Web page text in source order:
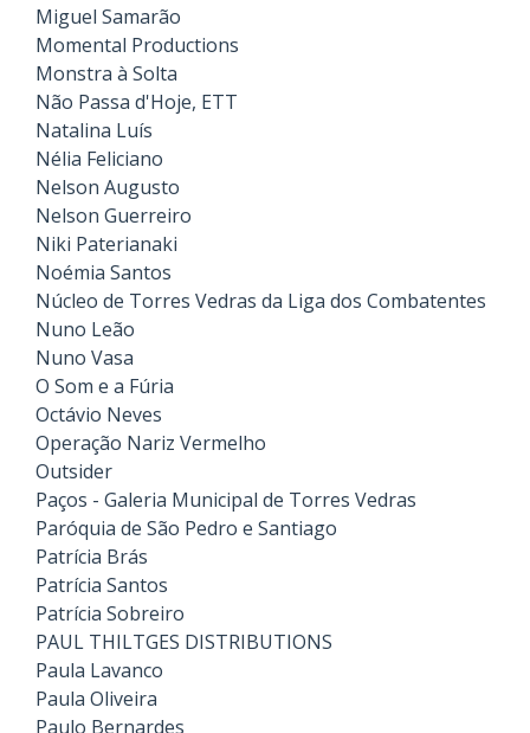
Miguel Samarão
Momental Productions
Monstra à Solta
Não Passa d'Hoje, ETT
Natalina Luís
Nélia Feliciano
Nelson Augusto
Nelson Guerreiro
Niki Paterianaki
Noémia Santos
Núcleo de Torres Vedras da Liga dos Combatentes
Nuno Leão
Nuno Vasa
O Som e a Fúria
Octávio Neves
Operação Nariz Vermelho
Outsider
Paços - Galeria Municipal de Torres Vedras
Paróquia de São Pedro e Santiago
Patrícia Brás
Patrícia Santos
Patrícia Sobreiro
PAUL THILTGES DISTRIBUTIONS
Paula Lavanco
Paula Oliveira
Paulo Bernardes